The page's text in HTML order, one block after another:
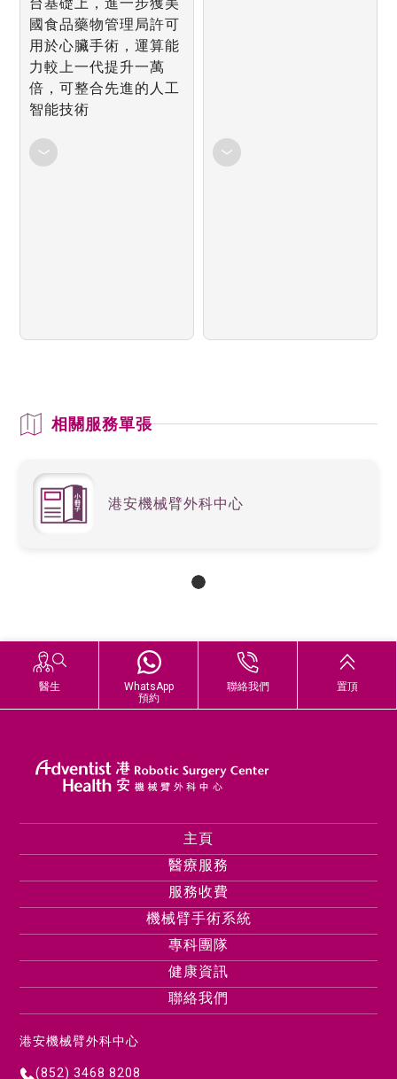
國食品藥物管理局許可
用於心臟手術，運算能
力較上一代提升一萬
倍，可整合先進的人工
智能技術
相關服務單張
港安機械臂外科中心
醫生
WhatsApp
預約
聯絡我們 置頂
主頁
醫療服務
服務收費
機械臂手術系統
專科團隊
健康資訊
聯絡我們
港安機械臂外科中心
(852) 3468 8208